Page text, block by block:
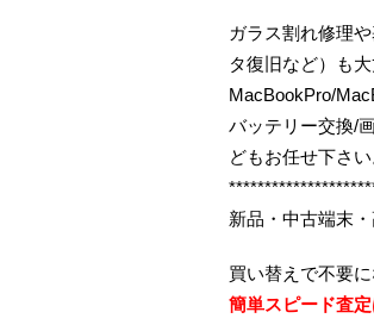
ガラス割れ修理
タ復旧など）も大
MacBookPro/
バッテリー交換/
どもお任せ下さい
新品・中古端末
買い替えで不要
簡単スピード査